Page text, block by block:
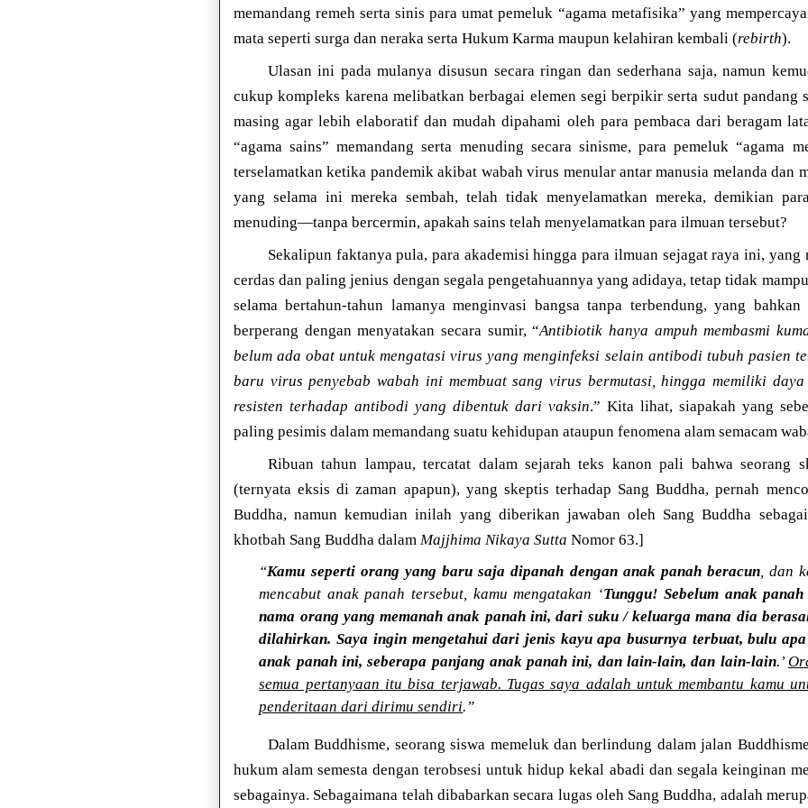
memandang remeh serta sinis para umat pemeluk “agama metafisika” yang
mata seperti surga dan neraka serta Hukum Karma maupun kelahiran kembali (rebirth).
Ulasan ini pada mulanya disusun secara ringan dan sederhana saja, namun
cukup kompleks karena melibatkan berbagai elemen segi berpikir serta sudut pandang
masing agar lebih elaboratif dan mudah dipahami oleh para pembaca dari beragam
“agama sains” memandang serta menuding secara sinisme, para pemeluk “agama
terselamatkan ketika pandemik akibat wabah virus menular antar manusia melanda dan
yang selama ini mereka sembah, telah tidak menyelamatkan mereka, demikian
menuding—tanpa bercermin, apakah sains telah menyelamatkan para ilmuan tersebut?
Sekalipun faktanya pula, para akademisi hingga para ilmuan sejagat raya ini,
cerdas dan paling jenius dengan segala pengetahuannya yang adidaya, tetap tidak
selama bertahun-tahun lamanya menginvasi bangsa tanpa terbendung, yang bahkan
berperang dengan menyatakan secara sumir, “Antibiotik hanya ampuh membasmi
belum ada obat untuk mengatasi virus yang menginfeksi selain antibodi tubuh pasien
baru virus penyebab wabah ini membuat sang virus bermutasi, hingga memiliki
resisten terhadap antibodi yang dibentuk dari vaksin.” Kita lihat, siapakah yang
paling pesimis dalam memandang suatu kehidupan ataupun fenomena alam semacam
Ribuan tahun lampau, tercatat dalam sejarah teks kanon pali bahwa seorang
(ternyata eksis di zaman apapun), yang skeptis terhadap Sang Buddha, pernah
Buddha, namun kemudian inilah yang diberikan jawaban oleh Sang Buddha
khotbah Sang Buddha dalam Majjhima Nikaya Sutta Nomor 63.]
“Kamu seperti orang yang baru saja dipanah dengan anak panah beracun, dan
mencabut anak panah tersebut, kamu mengatakan ‘Tunggu! Sebelum anak
nama orang yang memanah anak panah ini, dari suku / keluarga mana dia
dilahirkan. Saya ingin mengetahui dari jenis kayu apa busurnya terbuat, bulu
anak panah ini, seberapa panjang anak panah ini, dan lain-lain, dan lain-lain.’
semua pertanyaan itu bisa terjawab. Tugas saya adalah untuk membantu kamu
penderitaan dari dirimu sendiri.”
Dalam Buddhisme, seorang siswa memeluk dan berlindung dalam jalan
hukum alam semesta dengan terobsesi untuk hidup kekal abadi dan segala keinginan
sebagainya. Sebagaimana telah dibabarkan secara lugas oleh Sang Buddha, adalah